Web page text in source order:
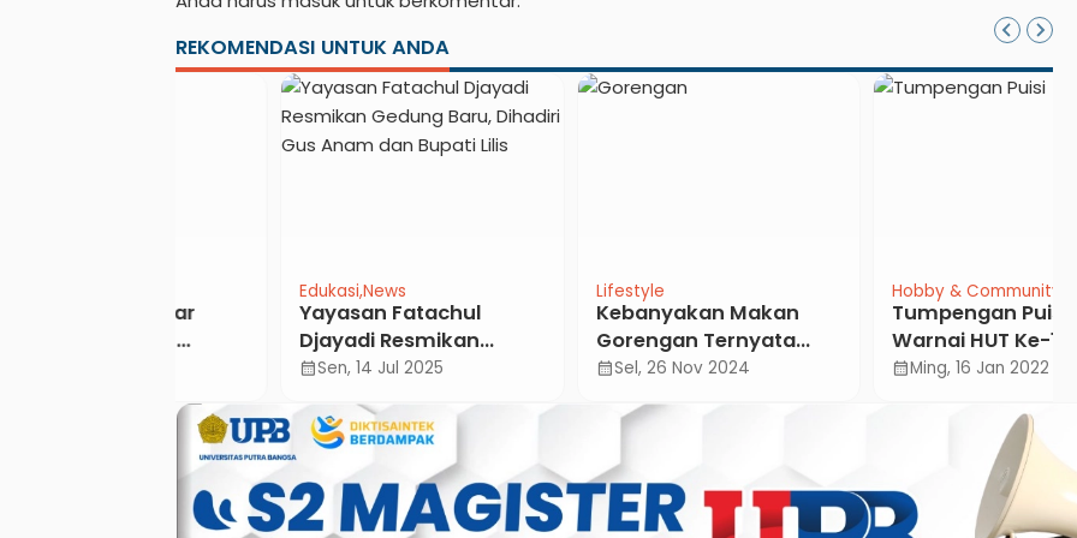
REKOMENDASI UNTUK ANDA
News
Yayasan Fatachul
Djayadi Resmikan
Gedung Baru, Dihadiri
Lilis
Sen, 14 Jul 2025
Kebanyakan Makan
Gorengan Ternyata
Bahaya, Loh!!
Sel, 26 Nov 2024
Hobby & CommunityNews
Tumpengan Puisi
Warnai HUT Ke-19
Tahun SRMB
Ming, 16 Jan 2022